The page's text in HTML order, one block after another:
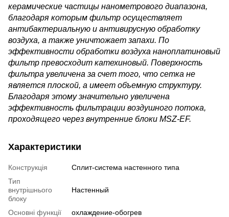
керамические частицы нанометрового диапазона,
благодаря которым фильтр осуществляет
антибактериальную и антивирусную обработку
воздуха, а также уничтожает запахи. По
эффективности обработки воздуха наноплатиновый
фильтр превосходит катехиновый. Поверхность
фильтра увеличена за счет того, что сетка не
является плоской, а имеет объемную структуру.
Благодаря этому значительно увеличена
эффективность фильтрации воздушного потока,
проходящего через внутренние блоки MSZ-EF.
Характеристики
Конструкція
Cплит-система настенного типа
Тип
внутрішнього
блоку
Настенный
Основні функції
охлаждение-обогрев